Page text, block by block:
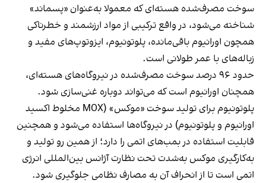
سوخت مصرف‌شده هسته‌ای که معمولا به‌عنوان «پسماند»
شناخته می‌شود، در واقع ترکیبی از مواد ارزشمند و خطرناکی
همچون اورانیوم باقی‌مانده، پلوتونیوم، ایزوتوپ‌های مفید و
زباله‌های با عمر طولانی است.
حدود ۹۶ درصد سوخت مصرف‌شده در نیروگاه‌های هسته‌ای،
همچنان اورانیوم است که می‌تواند دوباره غنی‌سازی شود.
پلوتونیوم برای تولید سوخت «موکس» (MOX مخلوط اکسید
اورانیوم و پلوتونیوم) در نیروگاه‌ها استفاده می‌شود و همچنین
قابلیت استفاده در بمب‌های اتمی را دارد؛ از همین رو تولید و
به‌کارگیری موکس به‌شدت تحت نظارت آژانس بین‌المللی انرژی
اتمی است تا از انحراف آن به مصارف نظامی جلوگیری شود.